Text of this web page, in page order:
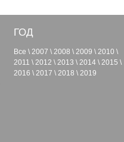
ГОД
Все \ 2007 \ 2008 \ 2009 \ 2010 \
2011 \ 2012 \ 2013 \ 2014 \ 2015 \
2016 \ 2017 \ 2018 \ 2019